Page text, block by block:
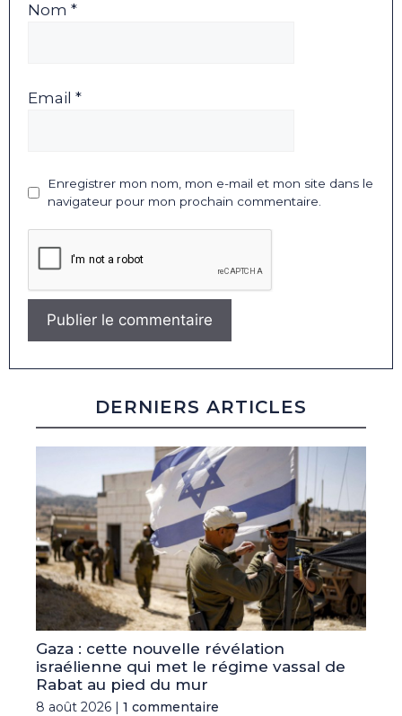
Nom *
Email *
Enregistrer mon nom, mon e-mail et mon site dans le
navigateur pour mon prochain commentaire.
DERNIERS ARTICLES
Gaza : cette nouvelle révélation
israélienne qui met le régime vassal de
Rabat au pied du mur
8 août 2026 | 1 commentaire